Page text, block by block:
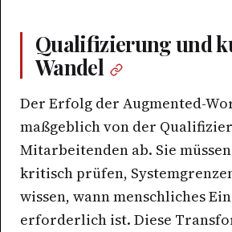
Qualifizierung und
Wandel
Der Erfolg der Augmented-
maßgeblich von der
Mitarbeitenden ab. Sie
kritisch prüfen,
wissen, wann menschliches
erforderlich ist. Diese